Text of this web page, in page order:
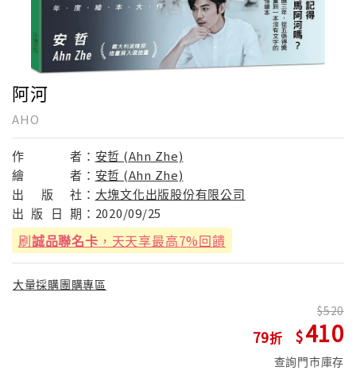
阿河
AHO
作 者： 安哲 (Ahn Zhe)
繪
者： 安哲 (Ahn Zhe)
出
版 社： 大塊文化出版股份有限公司
出 版 日 期： 2020/09/25
刷誠品聯名卡 ，天天享最高7%回饋
大量採購團購專區
79
520
410
查詢門市庫存